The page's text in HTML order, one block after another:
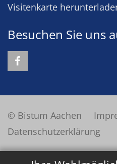
Visitenkarte
Besuchen Sie uns
© Bistum Aachen
Datenschutzerklärung